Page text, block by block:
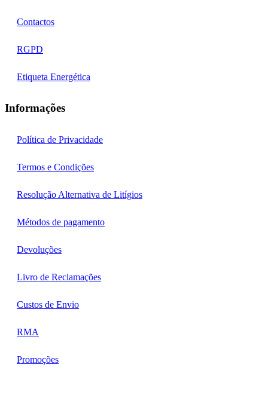
Contactos
RGPD
Etiqueta Energética
Informações
Política de Privacidade
Termos e Condições
Resolução Alternativa de Litígios
Métodos de pagamento
Devoluções
Livro de Reclamações
Custos de Envio
RMA
Promoções